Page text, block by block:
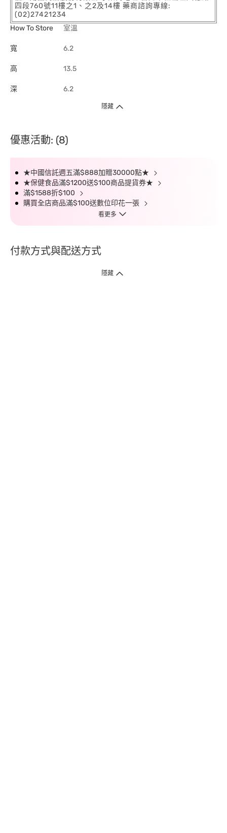
四段760號11樓之1、之2及14樓 藥商諮詢專線:
(02)27421234
How To Store
室溫
寬 6.2
高 13.5
深 6.2
隱藏
優惠活動: (8)
★中國信託週五滿$888加贈30000點★
★保健食品滿$1200送$100商品提貨券★
滿$1588折$100
購買全店商品滿$100送數位印花一張
看更多
付款方式與配送方式
隱藏